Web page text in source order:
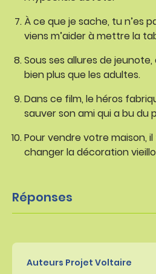
À ce que je sache, tu n’es
viens m’aider à mettre la
Sous ses allures de
bien plus que les adultes.
Dans ce film, le héros
sauver son ami qui a bu du
Pour vendre votre maison,
changer la décoration
Réponses
Auteurs Projet Voltaire